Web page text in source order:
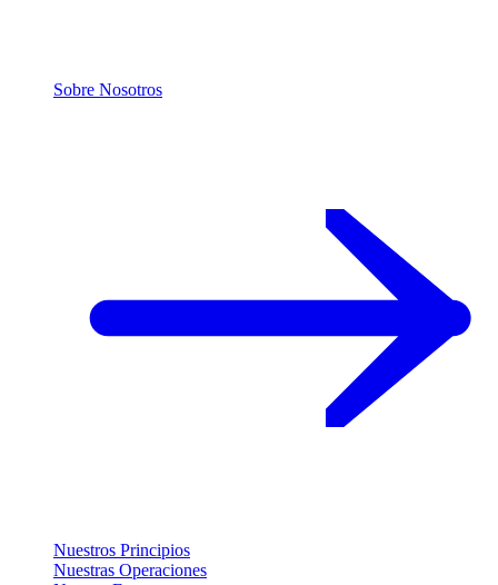
Sobre Nosotros
Nuestros Principios
Nuestras Operaciones